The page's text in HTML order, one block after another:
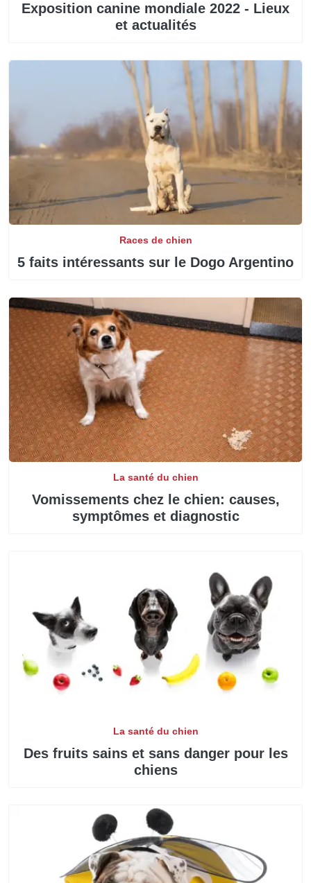
Exposition canine mondiale 2022 - Lieux
et actualités
Races de chien
5 faits intéressants sur le Dogo Argentino
La santé du chien
Vomissements chez le chien: causes,
symptômes et diagnostic
La santé du chien
Des fruits sains et sans danger pour les
chiens